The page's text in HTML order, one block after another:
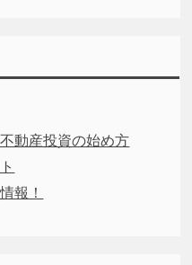
動産投資の始め方
報！